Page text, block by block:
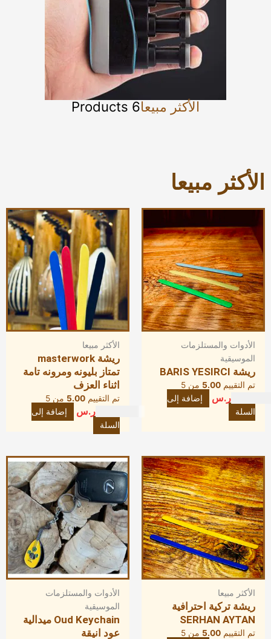
الأكثر مبيعا6 Products
الأكثر مبيعا
الأدوات والمستلزمات
الموسيقية
ريشة BARIS YESIRCI
تم التقييم5.00 من 5
20.00ر.س
إضافة إلى
السلة
الأكثر مبيعا
ريشة masterwork
تمتاز بليونه ومرونه تامة
اثناء العزف
تم التقييم5.00 من 5
10.00ر.س
إضافة إلى
السلة
الأكثر مبيعا
ريشة تركية احترافية
SERHAN AYTAN
تم التقييم5.00 من 5
الأدوات والمستلزمات
الموسيقية
Oud Keychain ميدالية
عود انيقة